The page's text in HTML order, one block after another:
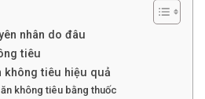
nhân do đâu
tiêu
không tiêu hiệu quả
không tiêu bằng thuốc